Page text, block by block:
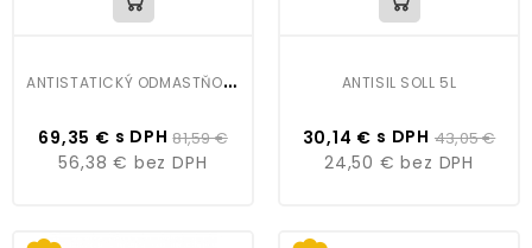
A
NTISTATICKÝ ODMASTŇOVAČ CROMAX 3950S
69,35 € s DPH 81,59 €
56,38 € bez DPH
ANTISIL SOLL 5L
30,14 € s DPH 43,05 €
24,50 € bez DPH